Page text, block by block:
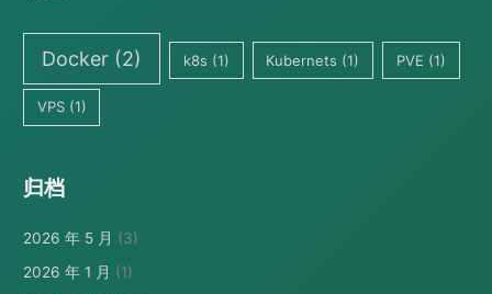
Docker (2) k8s (1) Kubernets (1) PVE (1)
VPS(1)
归档
2026 年 5 月 (3)
2026 年 1 月 (1)